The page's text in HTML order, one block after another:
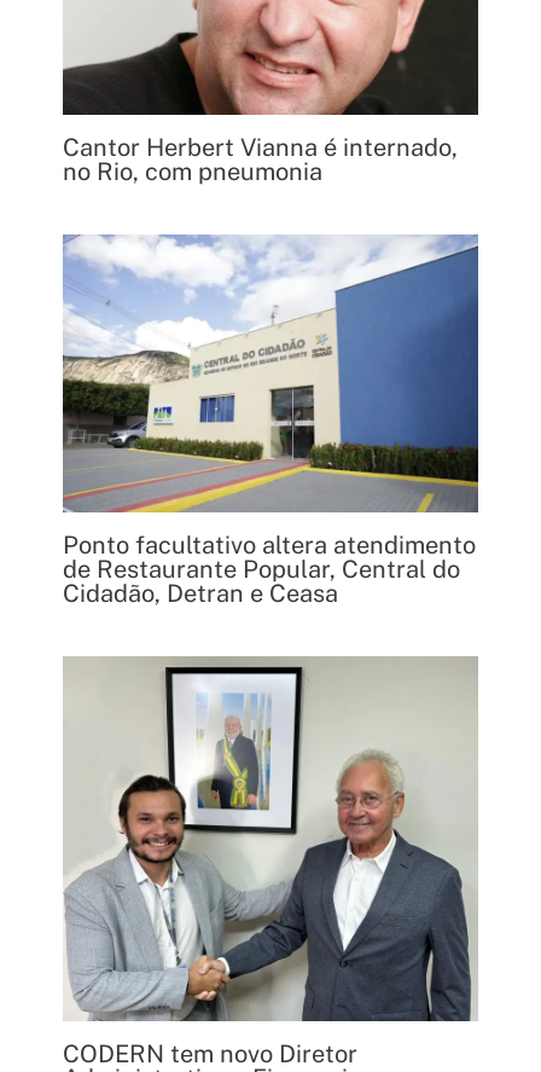
Cantor Herbert Vianna é internado,
no Rio, com pneumonia
Ponto facultativo altera atendimento
de Restaurante Popular, Central do
Cidadão, Detran e Ceasa
CODERN tem novo Diretor